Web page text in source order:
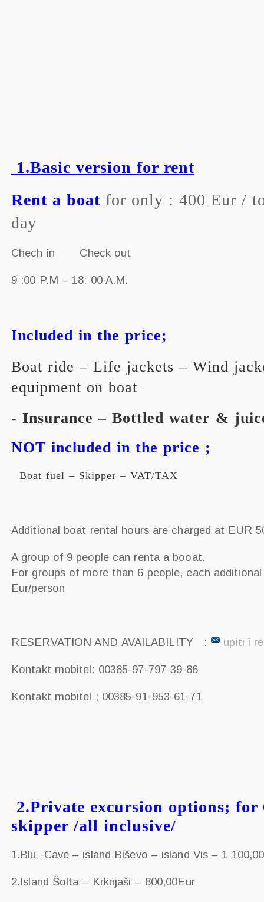
1.Basic version for rent
Rent a boat for only : 400 Eur /
day
Chech in Check out
9 :00 P.M – 18: 00 A.M.
Included in the price;
Boat ride – Life jackets – Wind
equipment on boat
- Insurance – Bottled water &
NOT included in the price ;
Boat fuel – Skipper – VAT/TAX
Additional boat rental hours are charged at EUR
A group of 9 people can renta a booat.
For groups of more than 6 people, each
Eur/person
RESERVATION AND AVAILABILITY : upiti i
Kontakt mobitel: 00385-97-797-39-86
Kontakt mobitel ; 00385-91-953-61-71
2.Private excursion options; for
skipper /all inclusive/
1.Blu -Cave – island Biševo – island Vis – 1
2.Island Šolta – Krknjaši – 800,00Eur